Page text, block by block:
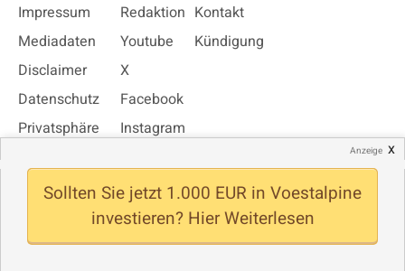
Anzeige x
Sollten Sie jetzt 1.000 EUR in Voestalpine
investieren? Hier Weiterlesen
Impressum
Mediadaten
Disclaimer
Datenschutz
Privatsphäre
Newsletter
Redaktion
Youtube
X
Facebook
Instagram
Kontakt
Kündigung